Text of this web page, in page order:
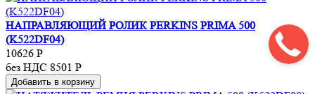
НАПРАВЛЯЮЩИЙ РОЛИК PERKINS PRIMA 500
(K522DF04)
10626 Р
без НДС 8501 Р
Добавить в корзину